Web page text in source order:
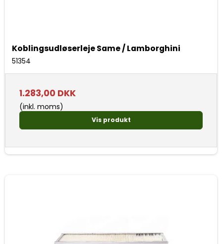
Koblingsudløserleje Same / Lamborghini
51354
1.283,00 DKK
(inkl. moms)
Vis produkt